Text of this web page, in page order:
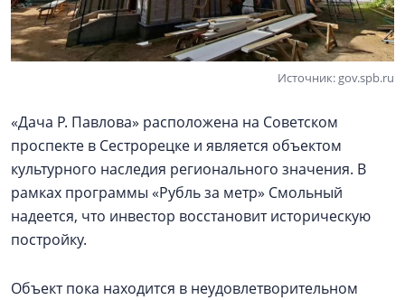
Источник: gov.spb.ru
«Дача Р. Павлова» расположена на Советском
проспекте в Сестрорецке и является объектом
культурного наследия регионального значения. В
рамках программы «Рубль за метр» Смольный
надеется, что инвестор восстановит историческую
постройку.
Объект пока находится в неудовлетворительном